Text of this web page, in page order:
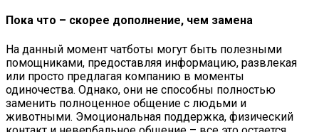
Пока что – скорее дополнение, чем замена
На данный момент чатботы могут быть полезными
помощниками, предоставляя информацию, развлекая
или просто предлагая компанию в моменты
одиночества. Однако, они не способны полностью
заменить полноценное общение с людьми и
животными. Эмоциональная поддержка, физический